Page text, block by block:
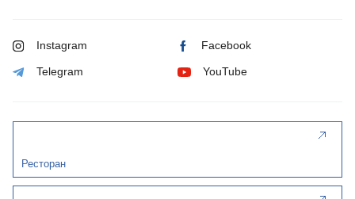
Instagram Facebook
Telegram YouTube
Ресторан